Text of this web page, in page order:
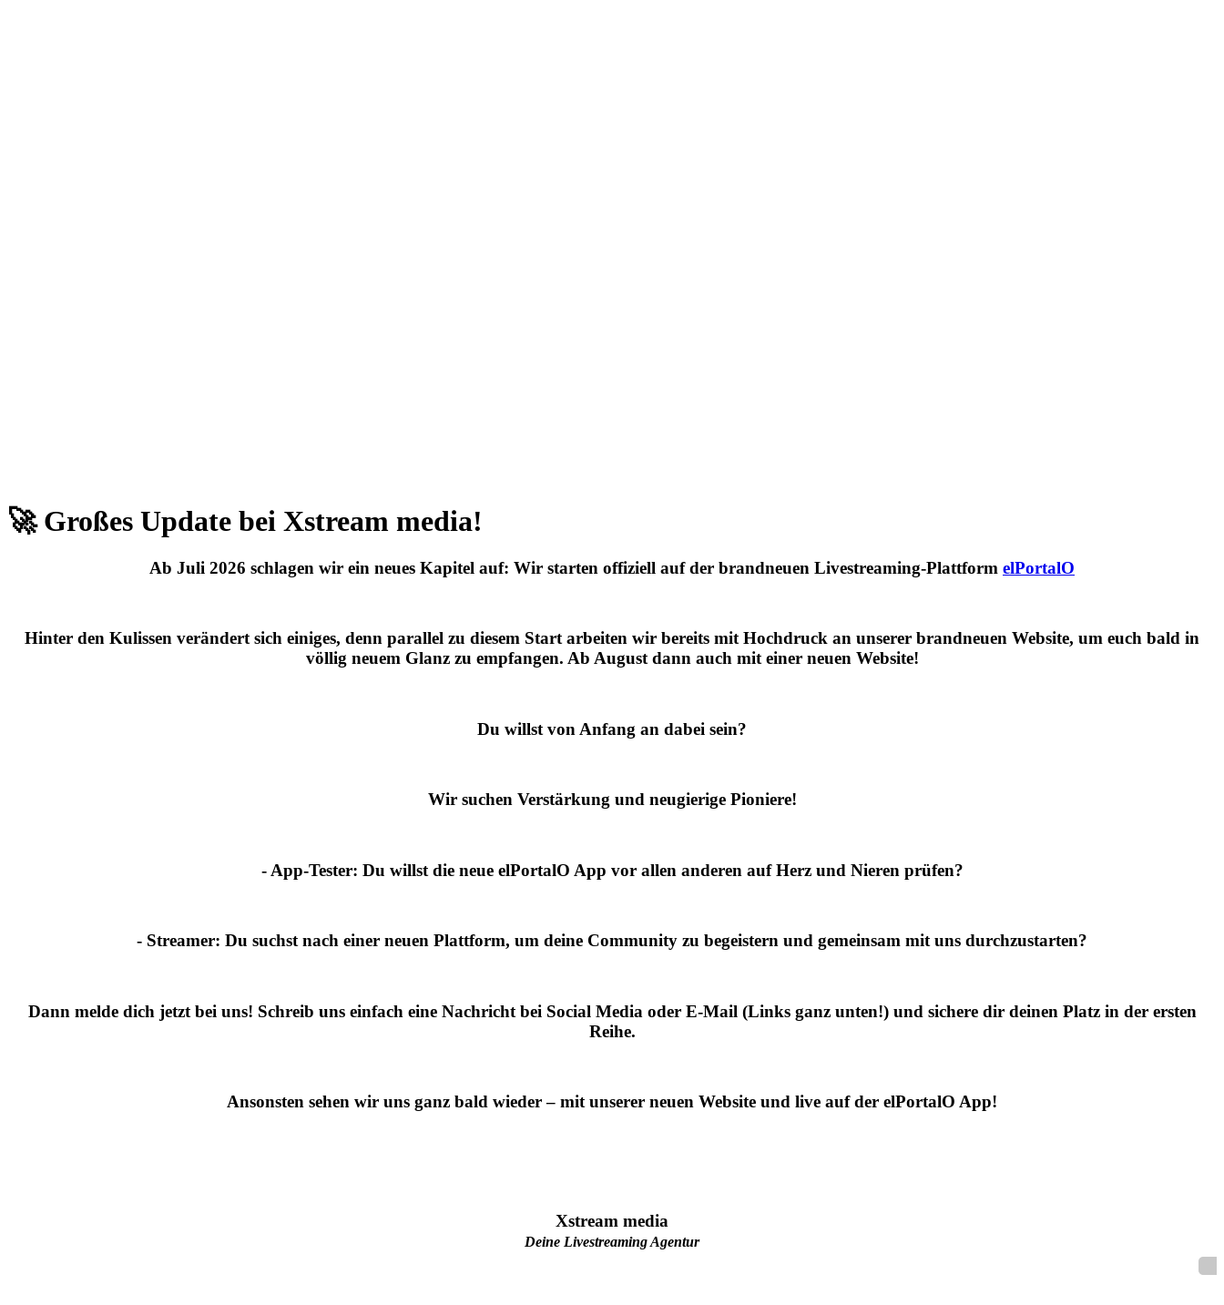
🚀 Großes Update bei Xstream media!
Ab Juli 2026 schlagen wir ein neues Kapitel auf: Wir starten offiziell auf der brandneuen Livestreaming-Plattform elPortalO
Hinter den Kulissen verändert sich einiges, denn parallel zu diesem Start arbeiten wir bereits mit Hochdruck an unserer brandneuen Website, um euch bald in
völlig neuem Glanz zu empfangen. Ab August dann auch mit einer neuen Website!
Du willst von Anfang an dabei sein?
Wir suchen Verstärkung und neugierige Pioniere!
- App-Tester: Du willst die neue elPortalO App vor allen anderen auf Herz und Nieren prüfen?
- Streamer: Du suchst nach einer neuen Plattform, um deine Community zu begeistern und gemeinsam mit uns durchzustarten?
Dann melde dich jetzt bei uns! Schreib uns einfach eine Nachricht bei Social Media oder E-Mail (Links ganz unten!) und sichere dir deinen Platz in der ersten
Reihe.
Ansonsten sehen wir uns ganz bald wieder – mit unserer neuen Website und live auf der elPortalO App!
Xstream media
Deine Livestreaming Agentur